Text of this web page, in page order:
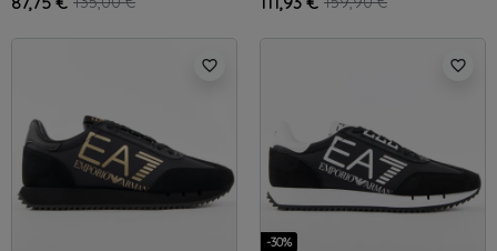
favorite_border favorite_border
-30%